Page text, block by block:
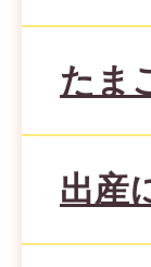
たま
出産